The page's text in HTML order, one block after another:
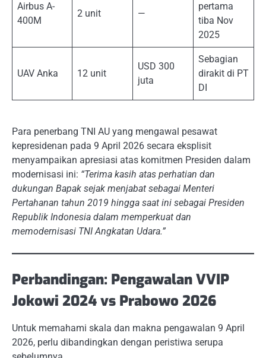
Airbus A-
400M
2 unit —
pertama
tiba Nov
2025
UAV Anka 12 unit
USD 300
juta
Sebagian
dirakit di PT
DI
Para penerbang TNI AU yang mengawal pesawat
kepresidenan pada 9 April 2026 secara eksplisit
menyampaikan apresiasi atas komitmen Presiden dalam
modernisasi ini: “Terima kasih atas perhatian dan
dukungan Bapak sejak menjabat sebagai Menteri
Pertahanan tahun 2019 hingga saat ini sebagai Presiden
Republik Indonesia dalam memperkuat dan
memodernisasi TNI Angkatan Udara.”
Perbandingan: Pengawalan VVIP
Jokowi 2024 vs Prabowo 2026
Untuk memahami skala dan makna pengawalan 9 April
2026, perlu dibandingkan dengan peristiwa serupa